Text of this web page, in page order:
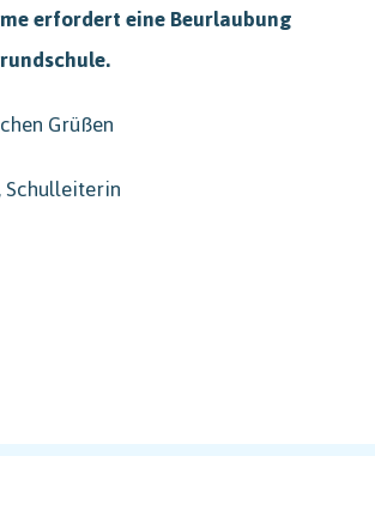
erfordert eine Beurlaubung
Grüßen